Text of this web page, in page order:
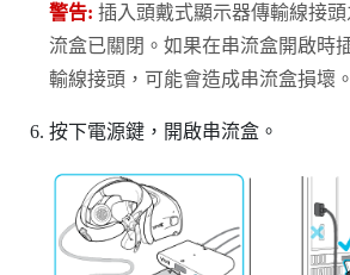
警告: 插入頭戴式顯示器傳輸線接
流盒已關閉。如果在串流盒開啟時
輸線接頭，可能會造成串流盒損壞。
按下電源鍵，開啟串流盒。